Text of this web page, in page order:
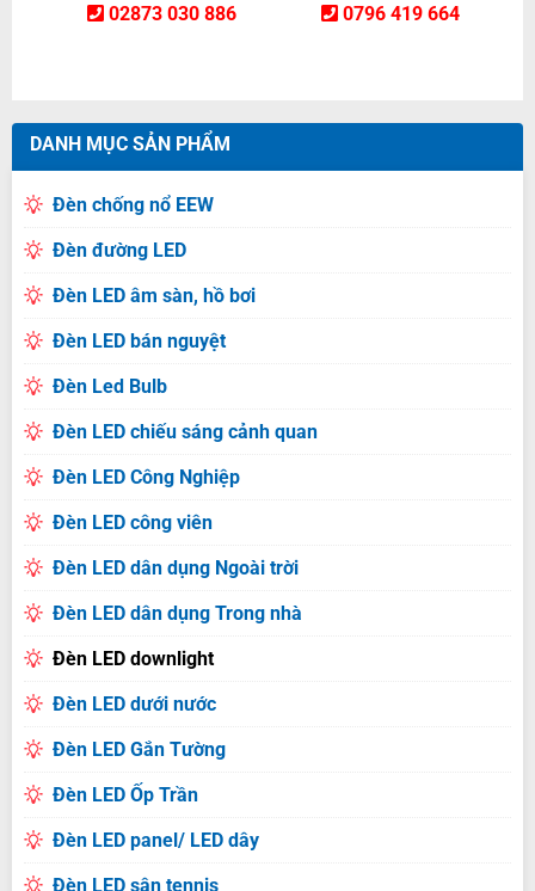
02873 030 886 0796 419 664
DANH MỤC SẢN PHẨM
Đèn chống nổ EEW
Đèn đường LED
Đèn LED âm sàn, hồ bơi
Đèn LED bán nguyệt
Đèn Led Bulb
Đèn LED chiếu sáng cảnh quan
Đèn LED Công Nghiệp
Đèn LED công viên
Đèn LED dân dụng Ngoài trời
Đèn LED dân dụng Trong nhà
Đèn LED downlight
Đèn LED dưới nước
Đèn LED Gắn Tường
Đèn LED Ốp Trần
Đèn LED panel/ LED dây
Đèn LED sân tennis